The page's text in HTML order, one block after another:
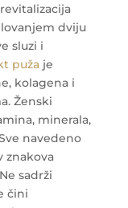
dviju
sluzi i
pužaje
kolagena i
Ženski
minerala,
navedeno
znakova
sadrži
čini